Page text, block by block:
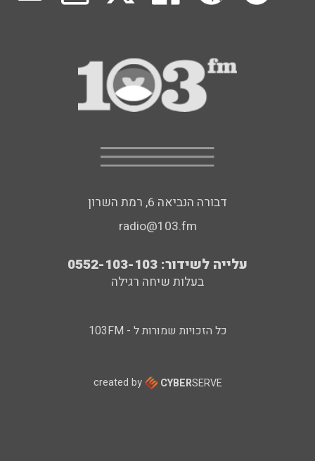
דבורה הנביאה 6, רמת השרון
radio@103.fm
עלייה לשידור: 0552-103-103
בעלות שיחה רגילה
כל הזכויות שמורות ל - 103FM
created by CYBERSERVE